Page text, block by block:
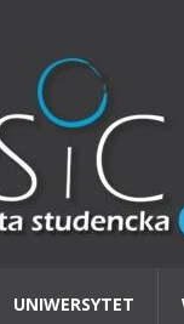
UNIWERSYTET